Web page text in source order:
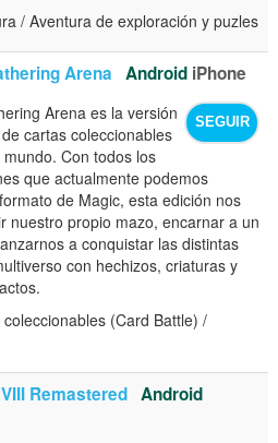
/ Aventura de exploración y puzles
Arena Android iPhone
SEGUIR
Arena es la versión
cartas coleccionables
Con todos los
que actualmente podemos
de Magic, esta edición nos
nuestro propio mazo, encarnar a un
a conquistar las distintas
con hechizos, criaturas y
(Card Battle) /
Remastered Android